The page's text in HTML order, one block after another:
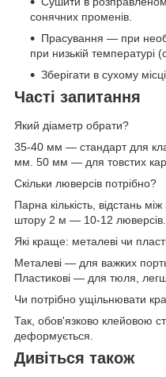
сонячних променів.
Прасування — при
при низькій температурі
Зберігати в сухому
Часті запитання
Який діаметр обрати?
35-40 мм — стандарт для
мм. 50 мм — для товстих
Скільки люверсів потрібно?
Парна кількість, відстань
штору 2 м — 10-12 люверсів.
Які краще: металеві чи
Металеві — для важких
Пластикові — для тюля,
Чи потрібно ущільнювати
Так, обов'язково клейовою
деформується.
Дивіться також